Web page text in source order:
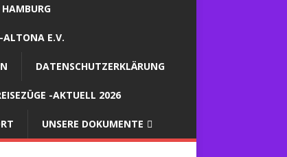
ALTONA E.V.
DATENSCHUTZERKLÄRUNG
-AKTUELL 2026
UNSERE DOKUMENTE